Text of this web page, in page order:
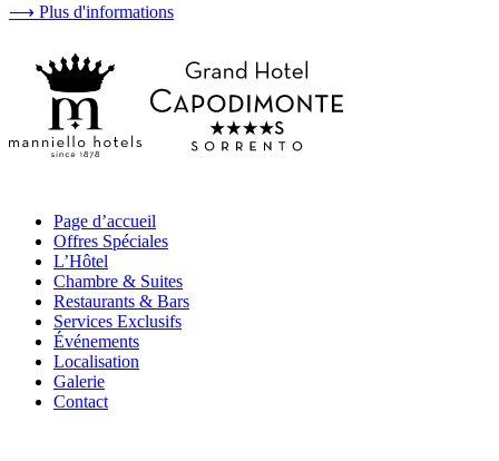
⟶ Plus d'informations
Page d’accueil
Offres Spéciales
L’Hôtel
Chambre & Suites
Restaurants & Bars
Services Exclusifs
Événements
Localisation
Galerie
Contact